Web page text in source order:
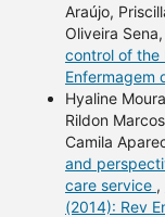
Araújo,
Oliveira Sena,
control of the
Enfermagem
Hyaline
Rildon
Camila
and
care service ,
(2014): Rev